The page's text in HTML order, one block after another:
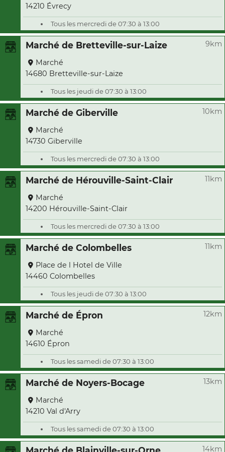
14210 Évrecy
Tous les mercredi de 07:30 à 13:00
Marché de Bretteville-sur-Laize 9km
Marché
14680 Bretteville-sur-Laize
Tous les jeudi de 07:30 à 13:00
Marché de Giberville 10km
Marché
14730 Giberville
Tous les mercredi de 07:30 à 13:00
Marché de Hérouville-Saint-Clair 11km
Marché
14200 Hérouville-Saint-Clair
Tous les mercredi de 07:30 à 13:00
Marché de Colombelles 11km
Place de l Hotel de Ville
14460 Colombelles
Tous les jeudi de 07:30 à 13:00
Marché de Épron 12km
Marché
14610 Épron
Tous les samedi de 07:30 à 13:00
Marché de Noyers-Bocage 13km
Marché
14210 Val d'Arry
Tous les samedi de 07:30 à 13:00
14km